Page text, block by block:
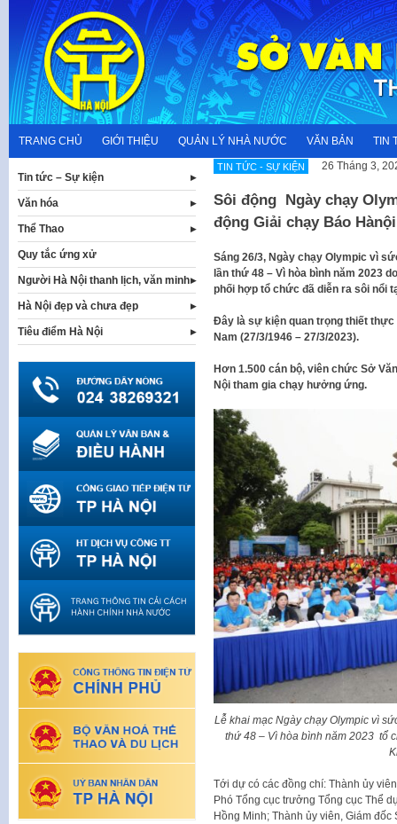
content
TRANG CHỦ GIỚI THIỆU QUẢN LÝ NHÀ NƯỚC VĂN BẢN TIN
TIN TỨC - SỰ KIỆN 26 Tháng 3,
Sôi động Ngày chạy
động Giải chạy Báo
Sáng 26/3, Ngày chạy Olympic vì
lần thứ 48 – Vì hòa bình năm 2023
phối hợp tổ chức đã diễn ra sôi nổi
Đây là sự kiện quan trọng thiết thực
Nam (27/3/1946 – 27/3/2023).
Hơn 1.500 cán bộ, viên chức Sở
Nội tham gia chạy hưởng ứng.
Lễ khai mạc Ngày chạy Olympic vì
thứ 48 – Vì hòa bình năm 2023 tổ
Tới dự có các đồng chí: Thành ủy
Phó Tổng cục trưởng Tổng cục Thể
Hồng Minh; Thành ủy viên, Giám
Tin tức – Sự kiện
Văn hóa
Thể Thao
Quy tắc ứng xử
Người Hà Nội thanh lịch, văn minh
Hà Nội đẹp và chưa đẹp
Tiêu điểm Hà Nội